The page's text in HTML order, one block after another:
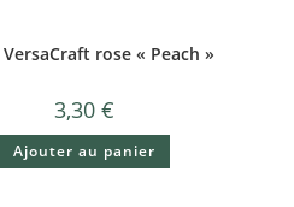
VersaCraft rose « Peach »
3,30 €
Ajouter au panier